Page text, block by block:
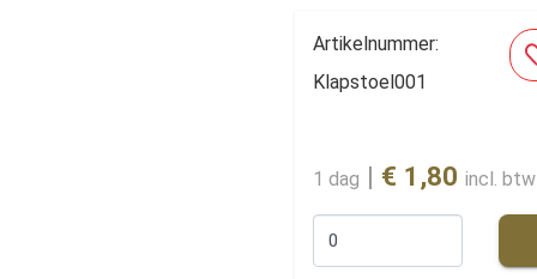
Artikelnummer:
Klapstoel001
1 dag | € 1,80 incl. btw